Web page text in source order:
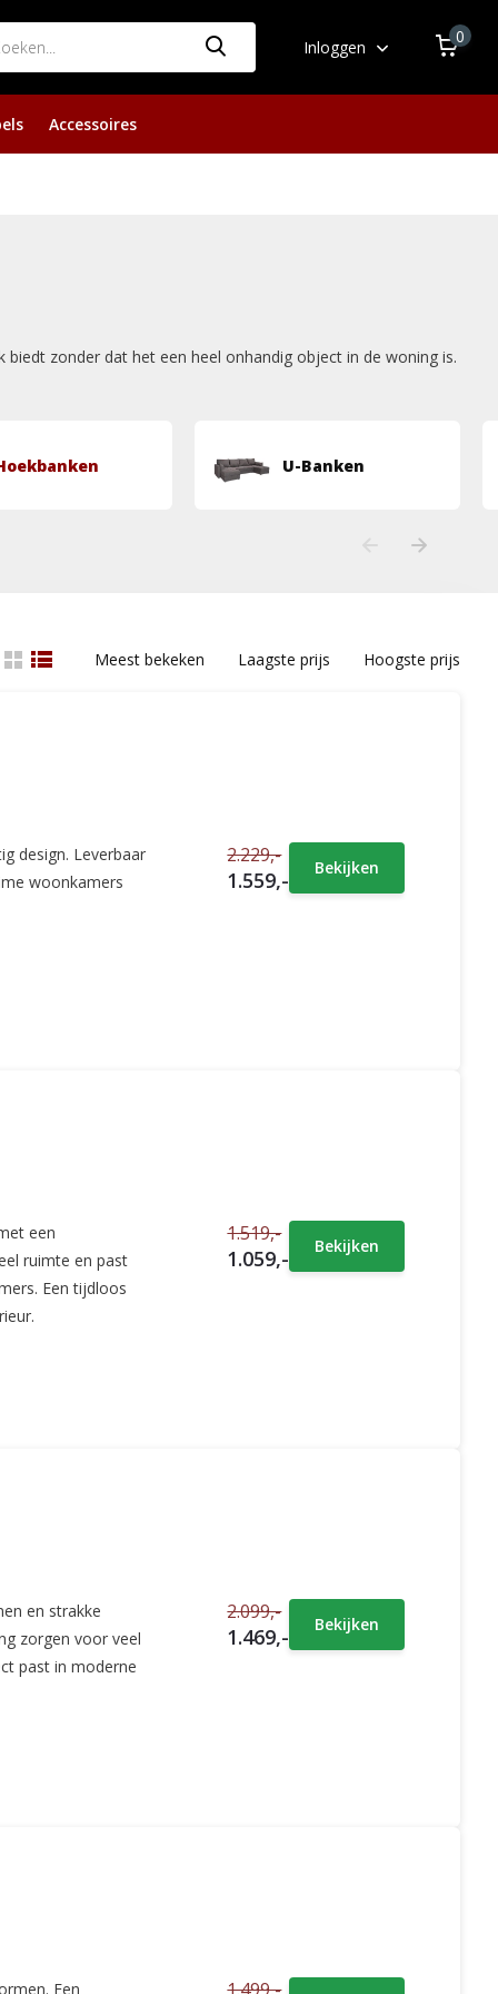
Inloggen
0
Accessoires
zonder dat het een heel onhandig object in de woning is.
U-Banken
Meest bekeken Laagste prijs Hoogste prijs
design. Leverbaar
woonkamers
2.229,-
1.559,- Bekijken
een
ruimte en past
Een tijdloos
1.519,-
1.059,- Bekijken
en strakke
zorgen voor veel
past in moderne
2.099,-
1.469,- Bekijken
Een
1.499,-